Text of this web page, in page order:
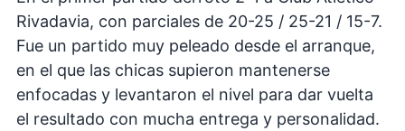
Rivadavia, con parciales de 20-25 / 25-21 / 15-7.
Fue un partido muy peleado desde el arranque,
en el que las chicas supieron mantenerse
enfocadas y levantaron el nivel para dar vuelta
el resultado con mucha entrega y personalidad.